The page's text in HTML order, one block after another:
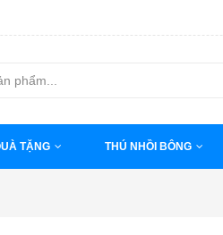
TẶNG THÚ NHỒI BÔNG